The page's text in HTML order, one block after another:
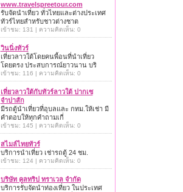
www.travelspreetour.com
รับจัดนำเที่ยว ทั่วไทยและต่างประเทศ
ทัวร์ไทยสำหรับชาวต่างชาต
เข้าชม: 131 | ความคิดเห็น: 0
วินนิ่งทัวร์
เที่ยวลาวใต้โดยคนพื้อนที่นำเที่ยว
โดยตรง ประสบการณ์ยาวนาน บริ
เข้าชม: 116 | ความคิดเห็น: 0
เที่ยวลาวใต้กับทัวร์ลาวใต้ ปากเซ
จำปาสัก
มีรถตู้นำเที่ยวที่อุบลและ กทม.ให้เช่า มี
คำตอบให้ทุกคำถามเกี่
เข้าชม: 145 | ความคิดเห็น: 0
สไมล์ไทยทัวร์
บริการนำเที่ยว เช่ารถตู้ 24 ชม.
เข้าชม: 124 | ความคิดเห็น: 0
บริษัท คูลทริป ทราเวล จำกัด
บริการรับจัดนำท่องเที่ยว ในประเทศ